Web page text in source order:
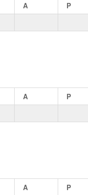
A P
A P
A P